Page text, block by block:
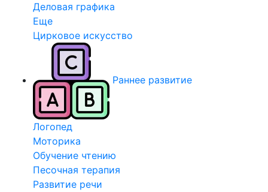
Деловая графика
Еще
Цирковое искусство
Раннее развитие
Логопед
Моторика
Обучение чтению
Песочная терапия
Развитие речи